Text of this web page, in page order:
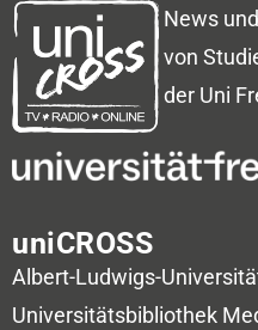
News
von
der Uni
uniCROSS
Albert-Ludwigs-
Universitätsbibliothek